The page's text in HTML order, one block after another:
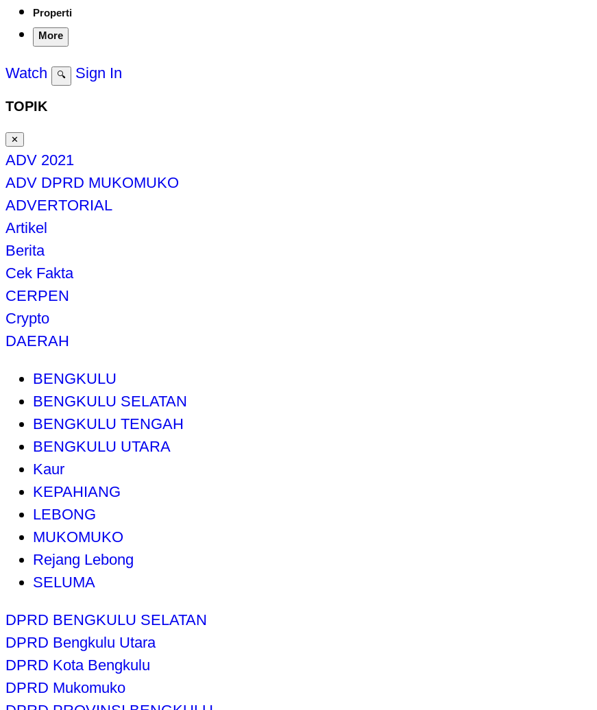
Properti
More
Watch 🔍 Sign In
TOPIK
✕
ADV 2021
ADV DPRD MUKOMUKO
ADVERTORIAL
Artikel
Berita
Cek Fakta
CERPEN
Crypto
DAERAH
BENGKULU
BENGKULU SELATAN
BENGKULU TENGAH
BENGKULU UTARA
Kaur
KEPAHIANG
LEBONG
MUKOMUKO
Rejang Lebong
SELUMA
DPRD BENGKULU SELATAN
DPRD Bengkulu Utara
DPRD Kota Bengkulu
DPRD Mukomuko